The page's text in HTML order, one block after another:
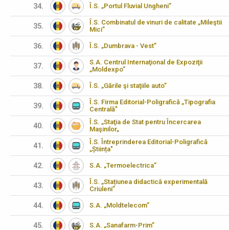
34. Î.S. „Portul Fluvial Ungheni”
35.
Î.S. Combinatul de vinuri de calitate „Mileştii
Mici”
36. Î.S. „Dumbrava - Vest”
37.
S.A. Centrul Internaţional de Expoziţii
„Moldexpo”
38. Î.S. „Gările şi staţiile auto”
39.
Î.S. Firma Editorial-Poligrafică „Tipografia
Centrală"
40.
Î.S. „Staţia de Stat pentru Încercarea
Maşinilor„
41.
Î.S. Întreprinderea Editorial-Poligrafică
„Știința"
42. S.A. „Termoelectrica”
43.
Î.S. „Stațiunea didactică experimentală
Criuleni”
44. S.A. „Moldtelecom”
45. S.A. „Sanafarm-Prim”